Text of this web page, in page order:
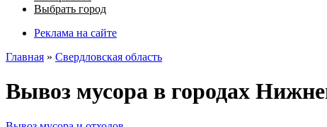
Выбрать город
Реклама на сайте
Главная » Свердловская область
Вывоз мусора в городах